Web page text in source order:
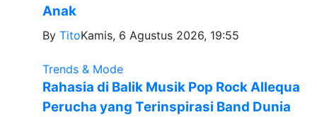
Anak
By TitoKamis, 6 Agustus 2026, 19:55
Trends & Mode
Rahasia di Balik Musik Pop Rock Allequa
Perucha yang Terinspirasi Band Dunia